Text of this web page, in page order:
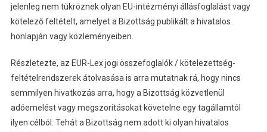
jelenleg nem tükröznek olyan EU-intézményi állásfoglalást vagy
kötelező feltételt, amelyet a Bizottság publikált a hivatalos
honlapján vagy közleményeiben.
Részletezte, az EUR-Lex jogi összefoglalók / kötelezettség-
feltételrendszerek átolvasása is arra mutatnak rá, hogy nincs
semmilyen hivatkozás arra, hogy a Bizottság közvetlenül
adóemelést vagy megszorításokat követelne egy tagállamtól
ilyen célból. Tehát a Bizottság nem adott ki olyan hivatalos